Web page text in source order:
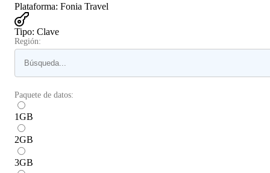
Plataforma: Fonia Travel
Tipo: Clave
Región:
Paquete de datos:
1GB
2GB
3GB